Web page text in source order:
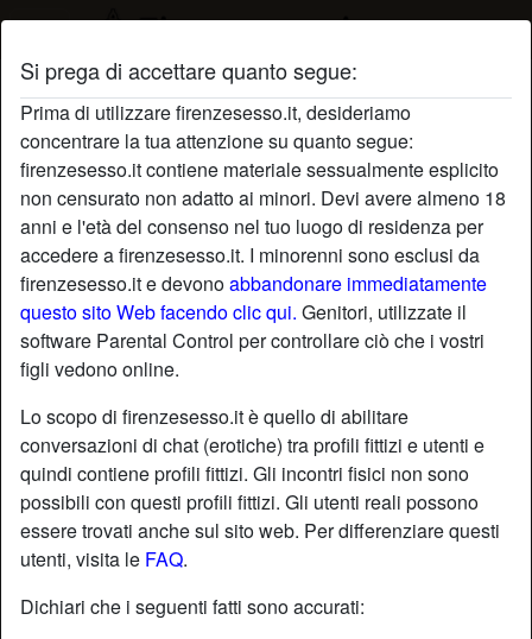
Si prega di accettare quanto segue:
Prima di utilizzare firenzesesso.it, desideriamo
concentrare la tua attenzione su quanto segue:
firenzesesso.it contiene materiale sessualmente esplicito
non censurato non adatto ai minori. Devi avere almeno 18
anni e l'età del consenso nel tuo luogo di residenza per
accedere a firenzesesso.it. I minorenni sono esclusi da
firenzesesso.it e devonoabbandonare immediatamente
questo sito Web facendo clic qui. Genitori, utilizzate il
software Parental Control per controllare ciò che i vostri
figli vedono online.
Lo scopo di firenzesesso.it è quello di abilitare
conversazioni di chat (erotiche) tra profili fittizi e utenti e
quindi contiene profili fittizi. Gli incontri fisici non sono
possibili con questi profili fittizi. Gli utenti reali possono
essere trovati anche sul sito web. Per differenziare questi
utenti, visita le FAQ.
Dichiari che i seguenti fatti sono accurati:
Profilo di Mango1
radio_button_checked
star Aggiungi chatChatta adesso